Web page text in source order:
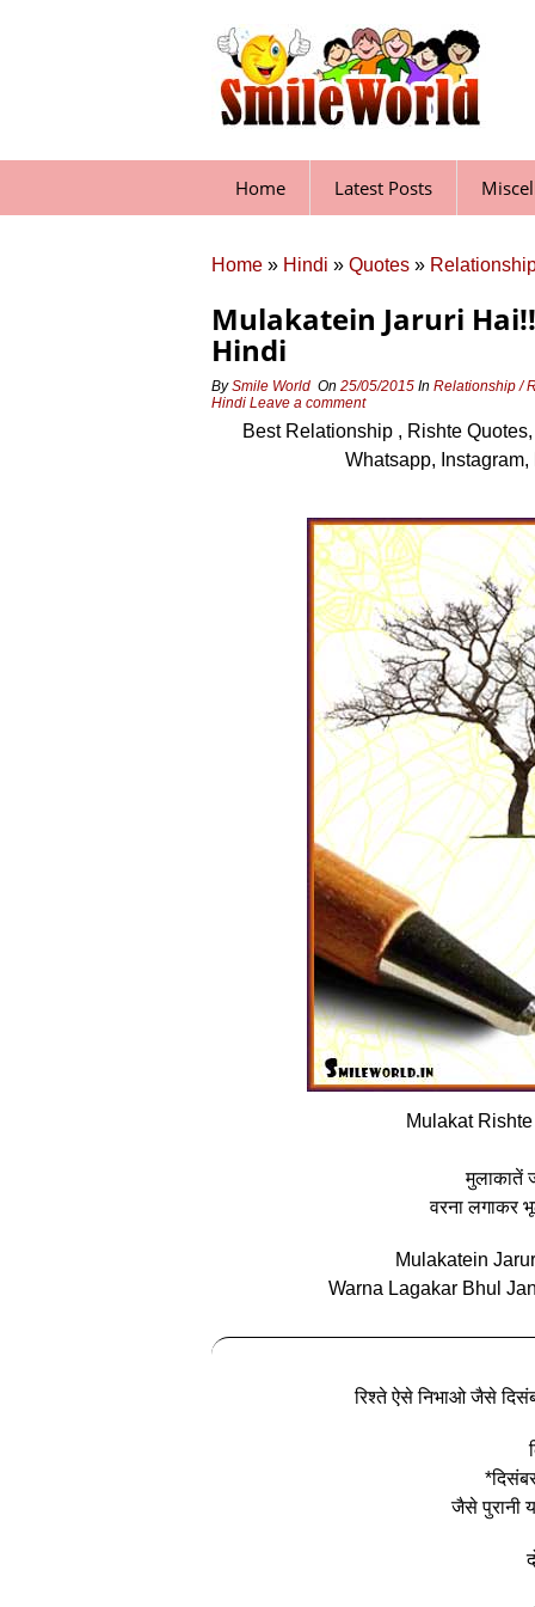
Home Latest Posts
Home » Hindi » Quotes »
Mulakatein Jaruri
Hindi
BySmile World On 25/05/2015 In Relationship /
Hindi Leave a comment
Best Relationship , Rishte
Whatsapp,
Mulakat
मुलाकातें
वरना लगाकर
Mulakatein
Warna Lagakar Bhul
रिश्ते ऐसे निभाओ जैसे
जैसे पुरानी